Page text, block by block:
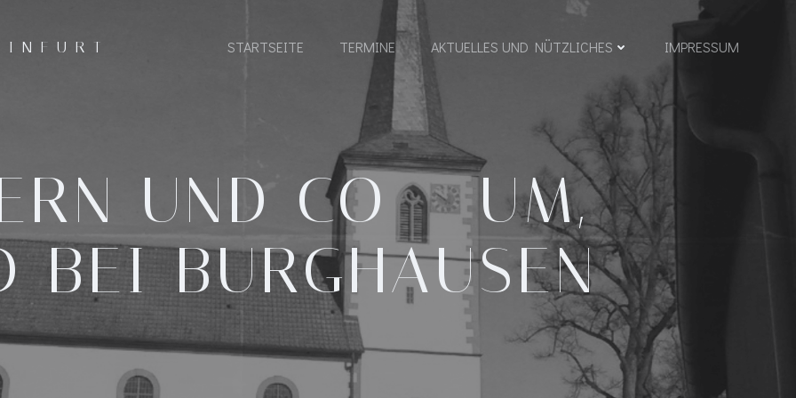
STARTSEITE TERMINE AKTUELLES UND NÜTZLICHES IMPRESSUM
UND CO – UM,
BEI BURGHAUSEN